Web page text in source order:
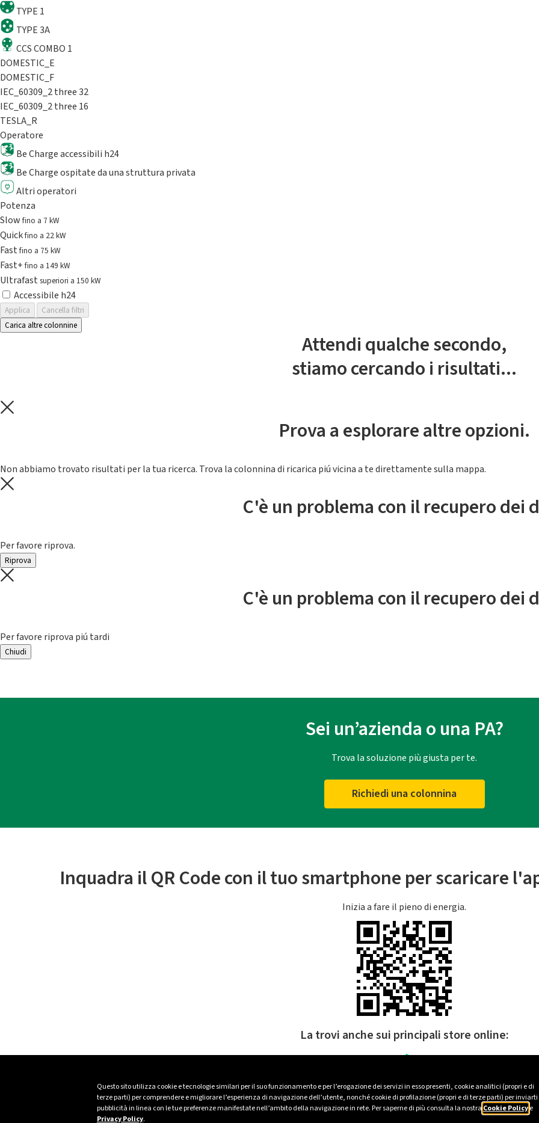
Questo sito utilizza cookie e tecnologie similari per il suo funzionamento e per l’erogazione dei servizi in esso presenti, cookie analitici (propri e di
terze parti) per comprendere e migliorare l’esperienza di navigazione dell’utente, nonché cookie di profilazione (propri e di terze parti) per inviarti
pubblicità in linea con le tue preferenze manifestate nell’ambito della navigazione in rete. Per saperne di più consulta la nostra Cookie Policye
Privacy Policy.
TYPE 1
TYPE 3A
CCS COMBO 1
DOMESTIC_E
DOMESTIC_F
IEC_60309_2 three 32
IEC_60309_2 three 16
TESLA_R
Operatore
Be Charge accessibili h24
Be Charge ospitate da una struttura privata
Altri operatori
Potenza
Slowfino a 7 kW
Quickfino a 22 kW
Fastfino a 75 kW
Fast+fino a 149 kW
Ultrafast superiori a 150 kW
Accessibile h24
Applica
Cancella filtri
Carica altre colonnine
Attendi qualche secondo,
stiamo cercando i risultati...
Prova a esplorare altre opzioni.
Non abbiamo trovato risultati per la tua ricerca. Trova la colonnina di ricarica piú vicina a te direttamente sulla mappa.
C'è un problema con il recupero dei
Per favore riprova.
Riprova
C'è un problema con il recupero dei
Per favore riprova piú tardi
Chiudi
Sei un’azienda o una PA?
Trova la soluzione più giusta per te.
Richiedi una colonnina
Inquadra il QR Code con il tuo smartphone per scaricare
Inizia a fare il pieno di energia.
La trovi anche sui principali store online: